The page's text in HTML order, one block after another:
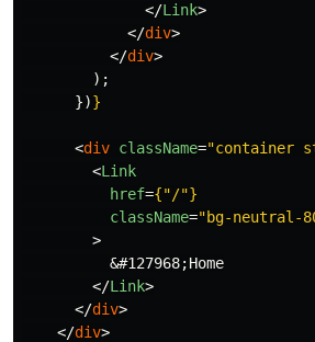
</Link>
</div>
</div>
);
})}
<div className="container
<Link
href={"/"}
className="bg-neutral-
>
&#127968;Home
</Link>
</div>
</div>